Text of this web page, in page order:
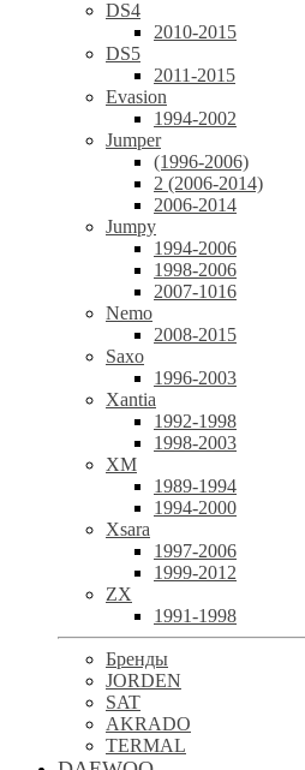
DS4
2010-2015
DS5
2011-2015
Evasion
1994-2002
Jumper
(1996-2006)
2 (2006-2014)
2006-2014
Jumpy
1994-2006
1998-2006
2007-1016
Nemo
2008-2015
Saxo
1996-2003
Xantia
1992-1998
1998-2003
XM
1989-1994
1994-2000
Xsara
1997-2006
1999-2012
ZX
1991-1998
Бренды
JORDEN
SAT
AKRADO
TERMAL